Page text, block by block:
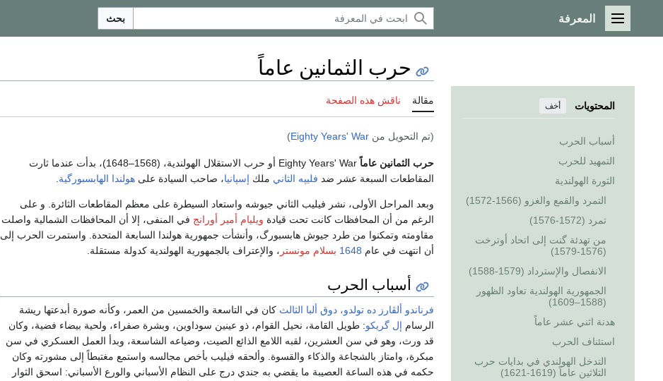
القائمة الرئيسية
المعرفة بحث
المحتويات أخف
أسباب الحرب
التمهيد للحرب
الثورة الهولندية
التمرد والقمع والغزو (1566-1572)
تمرد (1572-1576)
من تهدئة گنت إلى اتحاد أوترخت
(1576-1579)
الانفصال والإسترداد (1579-1588)
الجمهورية الهولندية تعاود الظهور
(1588–1609)
هدنة اثني عشر عاماً
استئناف الحرب
التدخل الهولندي في بدايات حرب
الثلاثين عاماً (1619-1621)
حرب الثمانين عاماً
مقالة ناقش هذه الصفحة
(تم التحويل من Eighty Years' War
)
حرب الثمانين عاماً
Eighty Years' War أو حرب الاستقلال الهولندية، (1568–1648)، بدأت عندما ثارت
المقاطعات السبعة عشر ضد فليپه الثاني ملك إسپانيا، صاحب السيادة على هولندا الهابسبورگية
وبعد المراحل الأولى، نشر فيليب الثاني جيوشه واستعاد السيطرة على معظم المقاطعات الثائرة. و على
الرغم من أن المحافظات كانت تحت قيادة ويليام أمير أورانج في المنفى، إلا أن المحافظات الشمالية واصلت
مقاومته وتمكنوا من طرد جيوش هابسبورگ، وأنشأت جمهورية هولندا السابعة المتحدة. واستمرت الحرب إلى
أن انتهت في عام 1648 بسلام مونستر ، والإعتراف بالجمهورية الهولندية كدولة مستقلة.
أسباب الحرب
فرناندو ألڤارز ده تولدو، دوق ألبا الثالث كان في التاسعة والخمسين من العمر، وكأنه صورة أبدعتها ريشة
الرسام إل گريكو: طويل القامة، نحيل القوام، ذو عينين سوداوين، وبشرة صفراء، ولحية بيضاء فضية، وكان
قد ورث، وهو في سن العشرين، لقبه اللامع الذائع الصيت، وضياعه الشاسعة، وبدأ العمل العسكري في سن
مبكرة، وامتاز بالشجاعة والذكاء والقسوة. وألحقه فيليب بأخص مجالسه واستمع مغتبطاً إلى مشورته وكان
حكمه في هذه الساعة العصيبة ما يقضي به جندي درج على النظام الأسباني والورع الأسباني: اسحق الثوار